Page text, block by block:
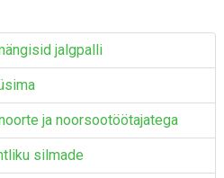
jalgpalli
ja noorsootöötajatega
silmade